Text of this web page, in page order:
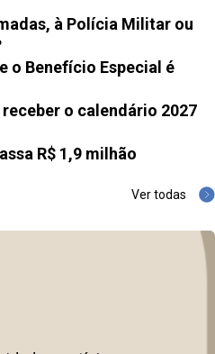
à Polícia Militar ou
o Benefício Especial é
o calendário 2027
R$ 1,9 milhão
Ver todas